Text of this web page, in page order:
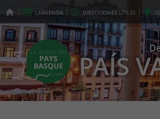
LAAGENDA DIRECCIONES ÚTILES
PAÍS